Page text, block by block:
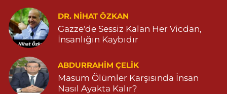
KAPLAN MAH. MARDİN CAD. NO:21 A 04825030197
0 (482) 503 01 97 Yol Tarifi Al
GÜNDOĞAN MAHALLESİ STAD CADDESİ NO:36 A 05380544155
0 (538) 054 41 55 Yol Tarifi Al
DR. NIHAT ÖZKAN
Gazze'de Sessiz Kalan Her Vicdan,
İnsanlığın Kaybıdır
ABDURRAHIM ÇELİK
Masum Ölümler Karşısında İnsan
Nasıl Ayakta Kalır?